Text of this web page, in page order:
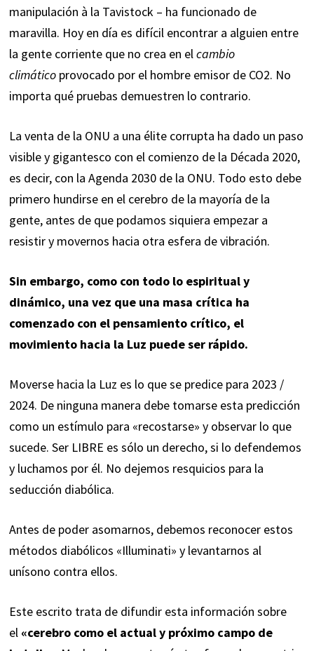
manipulación à la Tavistock – ha funcionado de
maravilla. Hoy en día es difícil encontrar a alguien entre
la gente corriente que no crea en elcambio
climáticoprovocado por el hombre emisor de CO2. No
importa qué pruebas demuestren lo contrario.
La venta de la ONU a una élite corrupta ha dado un paso
visible y gigantesco con el comienzo de la Década 2020,
es decir, con la Agenda 2030 de la ONU. Todo esto debe
primero hundirse en el cerebro de la mayoría de la
gente, antes de que podamos siquiera empezar a
resistir y movernos hacia otra esfera de vibración.
Sin embargo, como con todo lo espiritual y
dinámico, una vez que una masa crítica ha
comenzado con el pensamiento crítico, el
movimiento hacia la Luz puede ser rápido.
Moverse hacia la Luz es lo que se predice para 2023 /
2024. De ninguna manera debe tomarse esta predicción
como un estímulo para «recostarse» y observar lo que
sucede. Ser LIBRE es sólo un derecho, si lo defendemos
y luchamos por él. No dejemos resquicios para la
seducción diabólica.
Antes de poder asomarnos, debemos reconocer estos
métodos diabólicos «Illuminati» y levantarnos al
unísono contra ellos.
Este escrito trata de difundir esta información sobre
el «cerebro como el actual y próximo campo de